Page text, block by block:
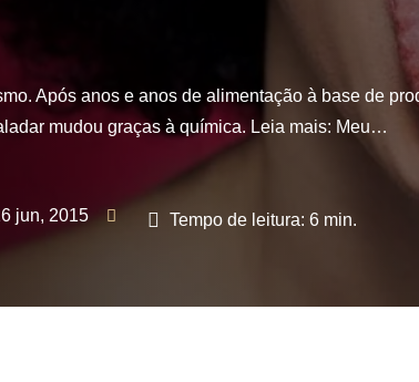
Após anos e anos de alimentação à base de
mudou graças à química. Leia mais: Meu…
jun, 2015 Tempo de leitura: 6 min.